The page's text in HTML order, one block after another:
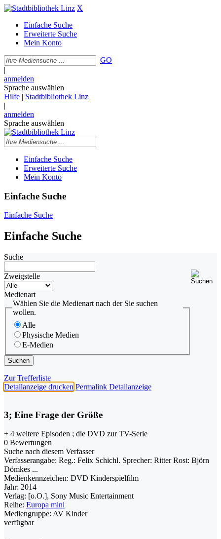
X
Einfache Suche
Erweiterte Suche
Mein Konto
GO
|
anmelden
Sprache auswählen
Hilfe | Stadtbibliothek Linz
|
anmelden
Sprache auswählen
Einfache Suche
Erweiterte Suche
Mein Konto
Einfache Suche
Einfache Suche
Einfache Suche
Suche
Zweigstelle
Medienart
Wählen Sie die Medienart nach der Sie suchen
wollen.
Alle
Physische Medien
E-Medien
Zur Trefferliste
Detailanzeige drucken Permalink Detailanzeige
3; Eine Frage der Größe
+ 4 weitere Episoden ; die DVD zur TV-Serie
0 Bewertungen
Suche nach diesem Verfasser
Verfasserangabe: Reg.: Felix Schichl. Sprecher: Ritter Rost: Björn
Dömkes ...
Medienkennzeichen: DVD Kinderspielfilm
Jahr: 2014
Verlag: [o.O.], Sony Music Entertainment
Reihe: Europa mini
Mediengruppe: AV Kinder
verfügbar